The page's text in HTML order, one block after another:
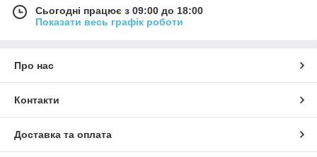
Сьогодні працює з 09:00 до 18:00
Показати весь графік роботи
Про нас
Контакти
Доставка та оплата